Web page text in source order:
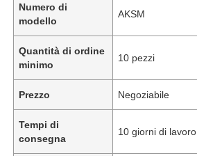
Numero di
modello
AKSM
Quantità di ordine
minimo
10 pezzi
Prezzo Negoziabile
Tempi di
consegna
10 giorni di lavoro